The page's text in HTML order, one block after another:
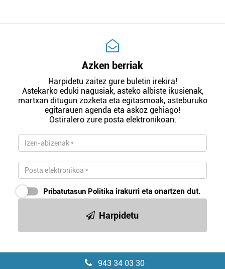
Azken berriak
Harpidetu zaitez gure buletin irekira!
Astekarko eduki nagusiak, asteko albiste ikusienak,
martxan ditugun zozketa eta egitasmoak, asteburuko
egitarauen agenda eta askoz gehiago!
Ostiralero zure posta elektronikoan.
Pribatutasun Politika irakurri eta onartzen dut.
Harpidetu
943 34 03 30